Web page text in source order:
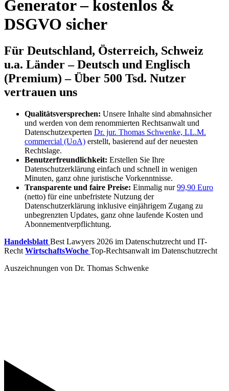
Generator – kostenlos &
DSGVO sicher
Für Deutschland, Österreich, Schweiz
u.a. Länder – Deutsch und Englisch
(Premium) – Über 500 Tsd. Nutzer
vertrauen uns
Qualitätsversprechen: Unsere Inhalte sind abmahnsicher
und werden von dem renommierten Rechtsanwalt und
Datenschutzexperten Dr. jur. Thomas Schwenke, LL.M.
commercial (UoA) erstellt, basierend auf der neuesten
Rechtslage.
Benutzerfreundlichkeit: Erstellen Sie Ihre
Datenschutzerklärung einfach und schnell in wenigen
Minuten, ganz ohne juristische Vorkenntnisse.
Transparente und faire Preise: Einmalig nur99,90 Euro
(netto) für eine unbefristete Nutzung der
Datenschutzerklärung inklusive einjährigem Zugang zu
unbegrenzten Updates, ganz ohne laufende Kosten und
Abonnementverpflichtung.
Handelsblatt Best Lawyers 2026 im Datenschutzrecht und IT-
Recht WirtschaftsWoche Top-Rechtsanwalt im Datenschutzrecht
Auszeichnungen von Dr. Thomas Schwenke